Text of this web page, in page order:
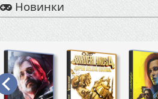
Новинки